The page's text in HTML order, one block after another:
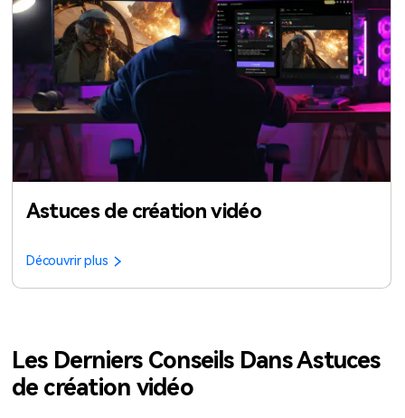
Astuces de création vidéo
Découvrir plus
Les Derniers Conseils Dans Astuces
de création vidéo